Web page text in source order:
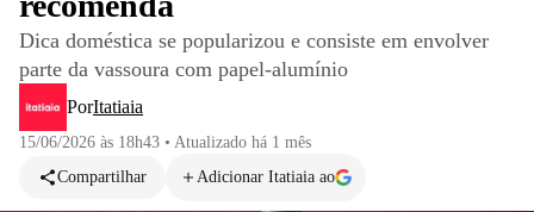
Dica doméstica se popularizou e consiste em envolver
parte da vassoura com papel-alumínio
PorItatiaia
15/06/2026 às 18h43 • Atualizado há 1 mês
Compartilhar
Adicionar Itatiaia ao